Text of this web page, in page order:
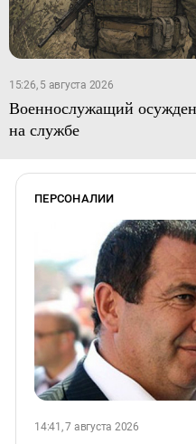
15:26, 5 августа 2026
Военнослужащий осужден
на службе
ПЕРСОНАЛИИ
14:41, 7 августа 2026